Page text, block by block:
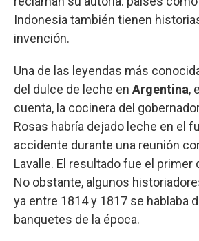
Indonesia también tienen
invención.
Una de las leyendas más
del dulce de leche en Argentina,
cuenta, la cocinera del
Rosas habría dejado leche en el
accidente durante una reunión
Lavalle. El resultado fue el primer
No obstante, algunos
ya entre 1814 y 1817 se hablaba
banquetes de la época.